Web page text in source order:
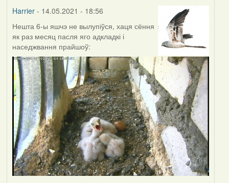
Harrier- 14.05.2021 - 18:56
Нешта 6-ы яшчэ не вылупіўся, хаця сёння
як раз месяц пасля яго адкладкі і
наседжвання прайшоў: